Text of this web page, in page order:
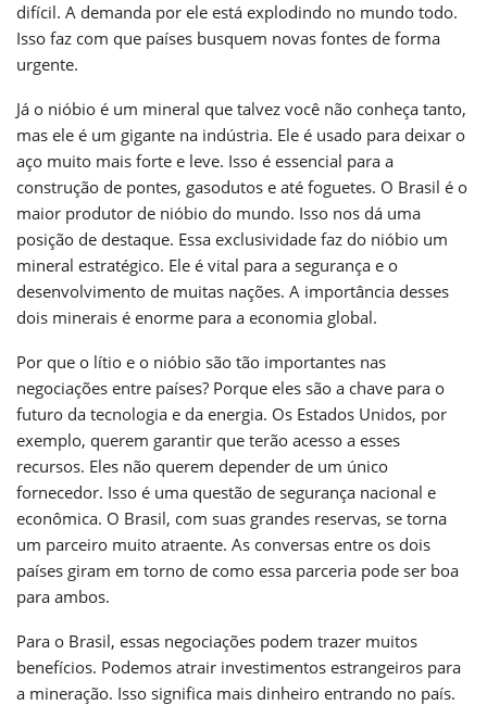
difícil. A demanda por ele está explodindo no mundo todo.
Isso faz com que países busquem novas fontes de forma
urgente.
Já o nióbio é um mineral que talvez você não conheça tanto,
mas ele é um gigante na indústria. Ele é usado para deixar o
aço muito mais forte e leve. Isso é essencial para a
construção de pontes, gasodutos e até foguetes. O Brasil é o
maior produtor de nióbio do mundo. Isso nos dá uma
posição de destaque. Essa exclusividade faz do nióbio um
mineral estratégico. Ele é vital para a segurança e o
desenvolvimento de muitas nações. A importância desses
dois minerais é enorme para a economia global.
Por que o lítio e o nióbio são tão importantes nas
negociações entre países? Porque eles são a chave para o
futuro da tecnologia e da energia. Os Estados Unidos, por
exemplo, querem garantir que terão acesso a esses
recursos. Eles não querem depender de um único
fornecedor. Isso é uma questão de segurança nacional e
econômica. O Brasil, com suas grandes reservas, se torna
um parceiro muito atraente. As conversas entre os dois
países giram em torno de como essa parceria pode ser boa
para ambos.
Para o Brasil, essas negociações podem trazer muitos
benefícios. Podemos atrair investimentos estrangeiros para
a mineração. Isso significa mais dinheiro entrando no país.